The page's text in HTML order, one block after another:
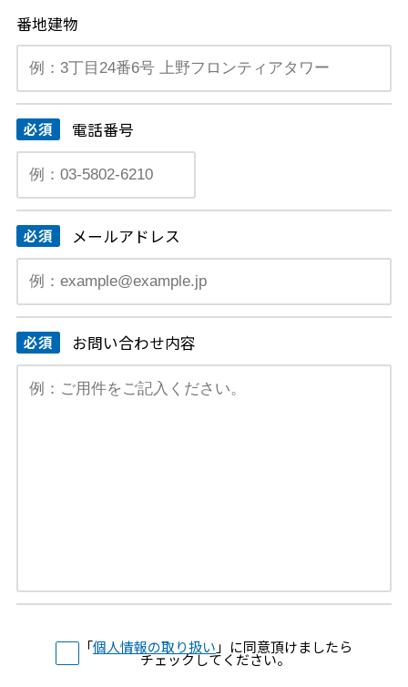
番地建物
電話番号
メールアドレス
お問い合わせ内容
「個人情報の取り扱い 」に同意頂けましたら
チェックしてください。